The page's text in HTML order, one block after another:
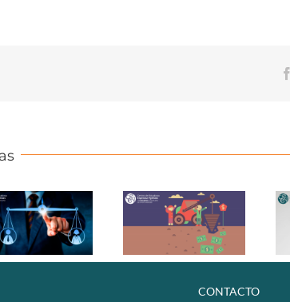
CONTACTO